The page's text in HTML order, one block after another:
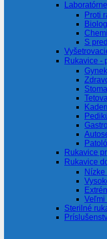
Proti
S
Rukavice -
Rukavice
Rukavice
Veľmi
Sterilné